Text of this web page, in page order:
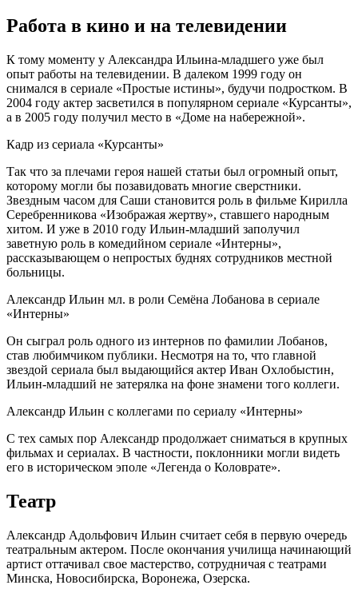
Работа в кино и на телевидении
К тому моменту у Александра Ильина-младшего уже был
опыт работы на телевидении. В далеком 1999 году он
снимался в сериале «Простые истины», будучи подростком. В
2004 году актер засветился в популярном сериале «Курсанты»,
а в 2005 году получил место в «Доме на набережной».
Кадр из сериала «Курсанты»
Так что за плечами героя нашей статьи был огромный опыт,
которому могли бы позавидовать многие сверстники.
Звездным часом для Саши становится роль в фильме Кирилла
Серебренникова «Изображая жертву», ставшего народным
хитом. И уже в 2010 году Ильин-младший заполучил
заветную роль в комедийном сериале «Интерны»,
рассказывающем о непростых буднях сотрудников местной
больницы.
Александр Ильин мл. в роли Семёна Лобанова в сериале
«Интерны»
Он сыграл роль одного из интернов по фамилии Лобанов,
став любимчиком публики. Несмотря на то, что главной
звездой сериала был выдающийся актер Иван Охлобыстин,
Ильин-младший не затерялка на фоне знамени того коллеги.
Александр Ильин с коллегами по сериалу «Интерны»
С тех самых пор Александр продолжает сниматься в крупных
фильмах и сериалах. В частности, поклонники могли видеть
его в историческом эполе «Легенда о Коловрате».
Театр
Александр Адольфович Ильин считает себя в первую очередь
театральным актером. После окончания училища начинающий
артист оттачивал свое мастерство, сотрудничая с театрами
Минска, Новосибирска, Воронежа, Озерска.